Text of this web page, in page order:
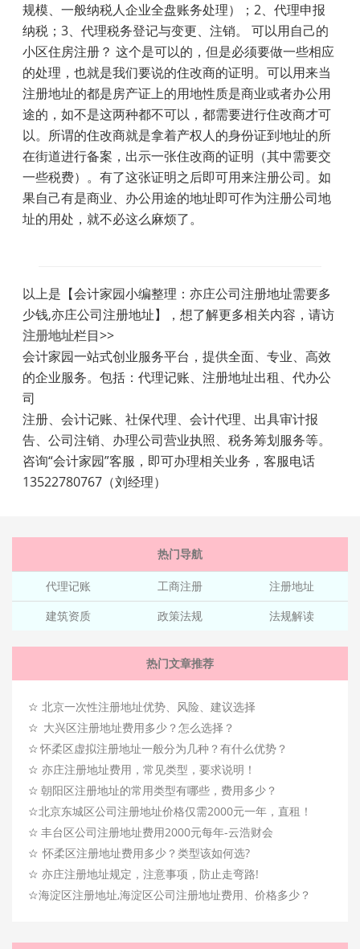
规模、一般纳税人企业全盘账务处理）；2、代理申报
纳税；3、代理税务登记与变更、注销。 可以用自己的
小区住房注册？ 这个是可以的，但是必须要做一些相应
的处理，也就是我们要说的住改商的证明。可以用来当
注册地址的都是房产证上的用地性质是商业或者办公用
途的，如不是这两种都不可以，都需要进行住改商才可
以。所谓的住改商就是拿着产权人的身份证到地址的所
在街道进行备案，出示一张住改商的证明（其中需要交
一些税费）。有了这张证明之后即可用来注册公司。如
果自己有是商业、办公用途的地址即可作为注册公司地
址的用处，就不必这么麻烦了。
以上是【会计家园小编整理：亦庄公司注册地址需要多
少钱,亦庄公司注册地址】，想了解更多相关内容，请访
注册地址栏目>>
会计家园一站式创业服务平台，提供全面、专业、高效
的企业服务。包括：代理记账、注册地址出租、代办公
司
注册、会计记账、社保代理、会计代理、出具审计报
告、公司注销、办理公司营业执照、税务筹划服务等。
咨询“会计家园”客服，即可办理相关业务，客服电话
13522780767（刘经理）
热门导航
代理记账 工商注册
注册地址
建筑资质
政策法规 法规解读
热门文章推荐
☆ 北京一次性注册地址优势、风险、建议选择
☆ 大兴区注册地址费用多少？怎么选择？
☆ 怀柔区虚拟注册地址一般分为几种？有什么优势？
☆ 亦庄注册地址费用，常见类型，要求说明！
☆ 朝阳区注册地址的常用类型有哪些，费用多少？
☆北京东城区公司注册地址价格仅需2000元一年，直租！
☆ 丰台区公司注册地址费用2000元每年-云浩财会
☆ 怀柔区注册地址费用多少？类型该如何选?
☆ 亦庄注册地址规定，注意事项，防止走弯路!
☆海淀区注册地址,海淀区公司注册地址费用、价格多少？